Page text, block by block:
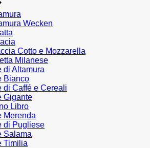
Wecken
Cotto e Mozzarella
Milanese
di Altamura
Bianco
di Caffé e Cereali
Gigante
Libro
Merenda
di Pugliese
Salama
Timilia